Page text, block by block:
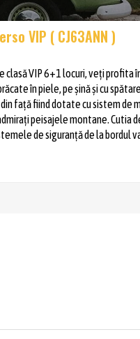
VIP ( CJ63ANN )
clasă VIP 6+1 locuri, veți profita
în piele, pe șină și cu
față fiind dotate cu sistem de
peisajele montane.
de siguranță de la bordul